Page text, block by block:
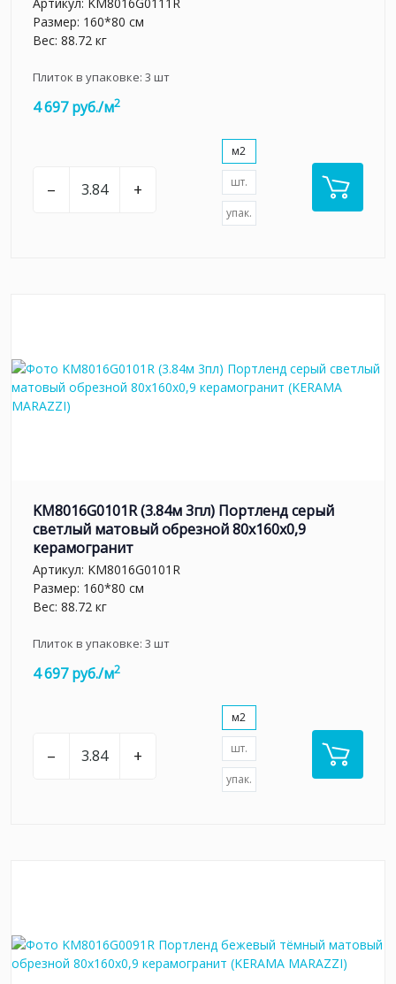
Размер: 160*80 см
Вес: 88.72 кг
Плиток в упаковке: 3 шт
4 697 руб./м2
– +
м2
шт.
упак.
KM8016G0101R (3.84м 3пл) Портленд серый
светлый матовый обрезной 80x160x0,9
керамогранит
Артикул: KM8016G0101R
Размер: 160*80 см
Вес: 88.72 кг
Плиток в упаковке: 3 шт
4 697 руб./м2
– +
м2
шт.
упак.